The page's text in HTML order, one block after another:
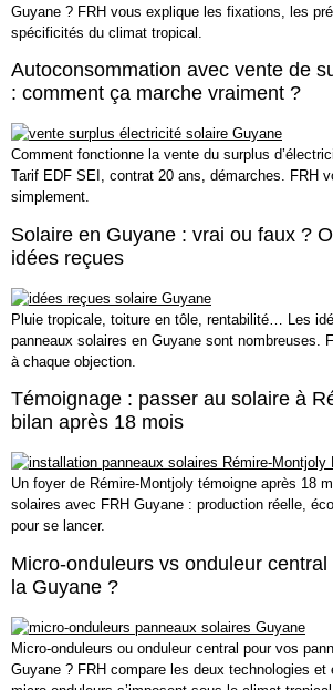
Guyane ? FRH vous explique les fixations, les
spécificités du climat tropical.
Autoconsommation avec vente de
: comment ça marche vraiment ?
Comment fonctionne la vente du surplus
Tarif EDF SEI, contrat 20 ans, démarches. FRH
simplement.
Solaire en Guyane : vrai ou faux ?
idées reçues
Pluie tropicale, toiture en tôle, rentabilité… Les
panneaux solaires en Guyane sont nombreuses.
à chaque objection.
Témoignage : passer au solaire à
bilan après 18 mois
Un foyer de Rémire-Montjoly témoigne après 18
solaires avec FRH Guyane : production réelle,
pour se lancer.
Micro-onduleurs vs onduleur
la Guyane ?
Micro-onduleurs ou onduleur central pour vos
Guyane ? FRH compare les deux technologies et